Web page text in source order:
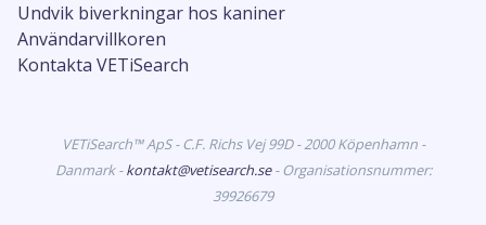
Undvik biverkningar hos kaniner
Användarvillkoren
Kontakta VETiSearch
VETiSearch™ ApS - C.F. Richs Vej 99D - 2000 Köpenhamn -
Danmark -kontakt@vetisearch.se- Organisationsnummer:
39926679